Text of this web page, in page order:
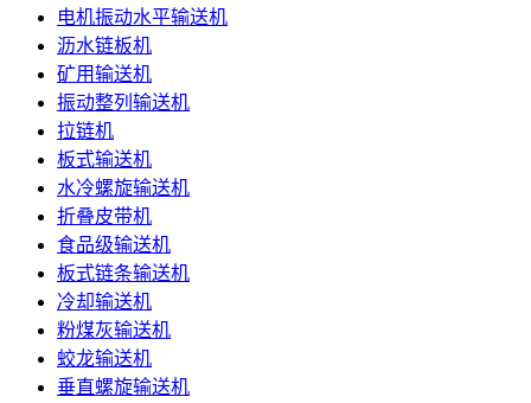
电机振动水平输送机
沥水链板机
矿用输送机
振动整列输送机
拉链机
板式输送机
水冷螺旋输送机
折叠皮带机
食品级输送机
板式链条输送机
冷却输送机
粉煤灰输送机
蛟龙输送机
垂直螺旋输送机